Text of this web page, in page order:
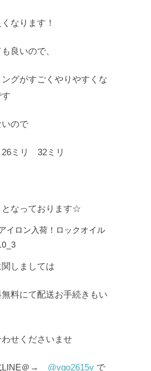
なります！
良いので、
グがすごくやりやすくな
ので
ミリ 32ミリ
となっております☆
しましては
料にて配送お手続きもい
せくださいませ
LINE＠→ @vgo2615v で